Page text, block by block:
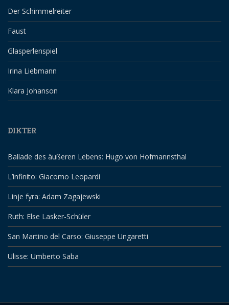
Der Schimmelreiter
Faust
Glasperlenspiel
Irina Liebmann
Klara Johanson
DIKTER
Ballade des äußeren Lebens: Hugo von Hofmannsthal
L’infinito: Giacomo Leopardi
Linje fyra: Adam Zagajewski
Ruth: Else Lasker-Schüler
San Martino del Carso: Giuseppe Ungaretti
Ulisse: Umberto Saba